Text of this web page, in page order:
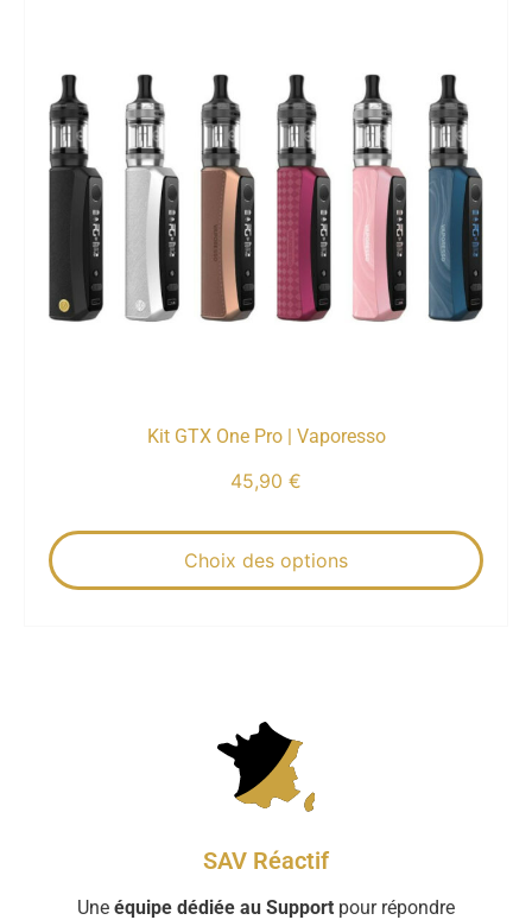
Kit GTX One Pro | Vaporesso
45,90 €
Choix des options
SAV Réactif
Une équipe dédiée au Support pour répondre